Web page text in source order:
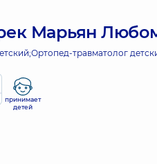
Марьян
Ортопед-травматолог
принимает
детей